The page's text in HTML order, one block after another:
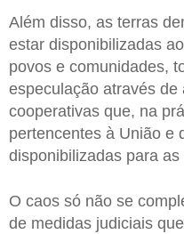
Além disso, as terras
estar disponibilizadas
povos e comunidades,
especulação através de
cooperativas que, na
pertencentes à União e
disponibilizadas para as
O caos só não se
de medidas judiciais